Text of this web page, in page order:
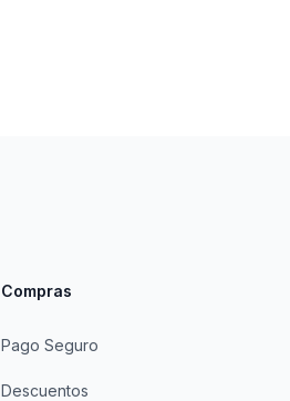
Compras
Pago Seguro
Descuentos